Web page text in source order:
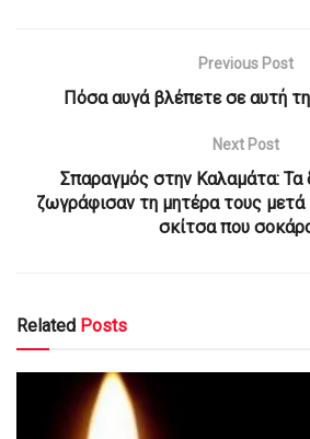
Previous Post
Πόσα αυγά βλέπετε σε αυτή
Next Post
Σπαραγμός στην Καλαμάτα: Τα
ζωγράφισαν τη μητέρα τους
σκίτσα που
Related Posts